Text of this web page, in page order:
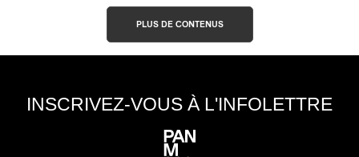
PLUS DE CONTENUS
INSCRIVEZ-VOUS À L'INFOLETTRE